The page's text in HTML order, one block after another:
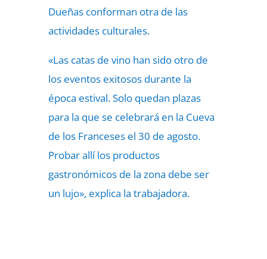
Dueñas conforman otra de las
actividades culturales.
«Las catas de vino han sido otro de
los eventos exitosos durante la
época estival. Solo quedan plazas
para la que se celebrará en la Cueva
de los Franceses el 30 de agosto.
Probar allí los productos
gastronómicos de la zona debe ser
un lujo», explica la trabajadora.